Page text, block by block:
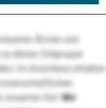
Ärzten und
dieser Zielgruppe
Im Anschluss erhalten
erwarten Sie!Wir